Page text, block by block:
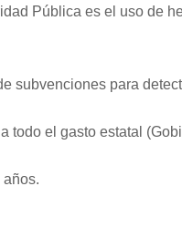
Pública es el uso de
subvenciones para
todo el gasto estatal